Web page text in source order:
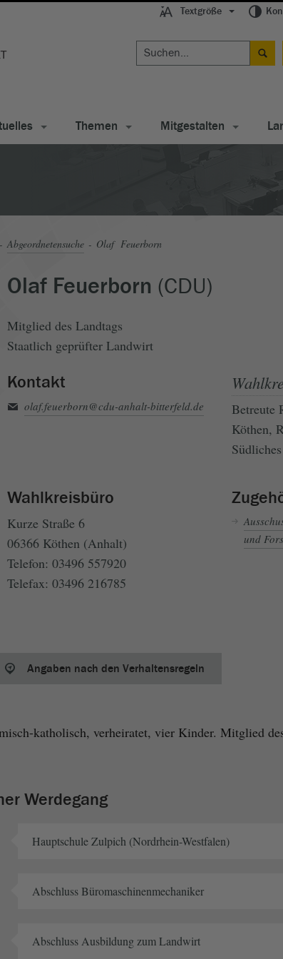
Textgröße
Themen Mitgestalten
Abgeordnetensuche Olaf Feuerborn
Olaf Feuerborn (CDU)
Mitglied des Landtags
Staatlich geprüfter Landwirt
Kontakt
olaf.feuerborn@cdu-anhalt-bitterfeld.de Betreute
Köthen,
Wahlkreisbüro
Kurze Straße 6
06366 Köthen (Anhalt)
Telefon: 03496 557920
Telefax: 03496 216785
und
Angaben nach den Verhaltensregeln
katholisch, verheiratet, vier Kinder. Mitglied
Werdegang
Hauptschule Zulpich (Nordrhein-Westfalen)
Abschluss Büromaschinenmechaniker
Abschluss Ausbildung zum Landwirt